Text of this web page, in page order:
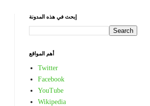
إبحث في هذه المدونة
أهم المواقع
Twitter
Facebook
YouTube
Wikipedia